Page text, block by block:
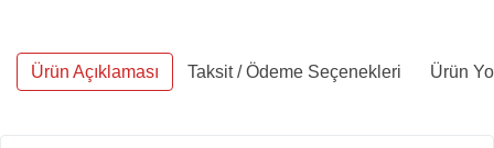
Ürün Açıklaması Taksit / Ödeme Seçenekleri Ürün